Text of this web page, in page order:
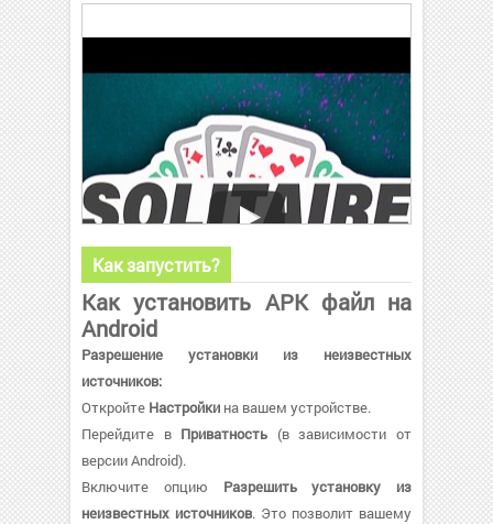
Как запустить?
Как установить APK файл на
Android
Разрешение установки из неизвестных
источников:
Откройте Настройки на вашем устройстве.
Перейдите в Приватность (в зависимости от
версии Android).
Включите опцию Разрешить установку из
неизвестных источников. Это позволит вашему